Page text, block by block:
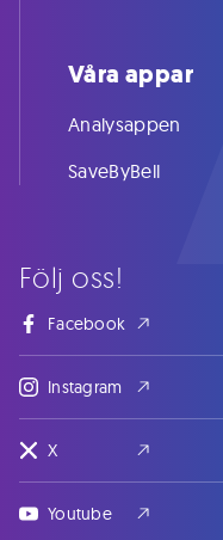
Följ oss!
Facebook
Instagram
X
Youtube
Våra appar
Analysappen
SaveByBell